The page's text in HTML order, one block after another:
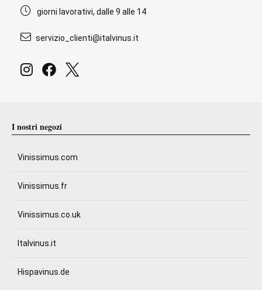
giorni lavorativi, dalle 9 alle 14
servizio_clienti@italvinus.it
I nostri negozi
Vinissimus.com
Vinissimus.fr
Vinissimus.co.uk
Italvinus.it
Hispavinus.de